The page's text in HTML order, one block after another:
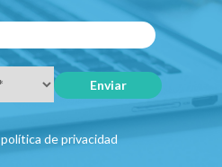
política de privacidad